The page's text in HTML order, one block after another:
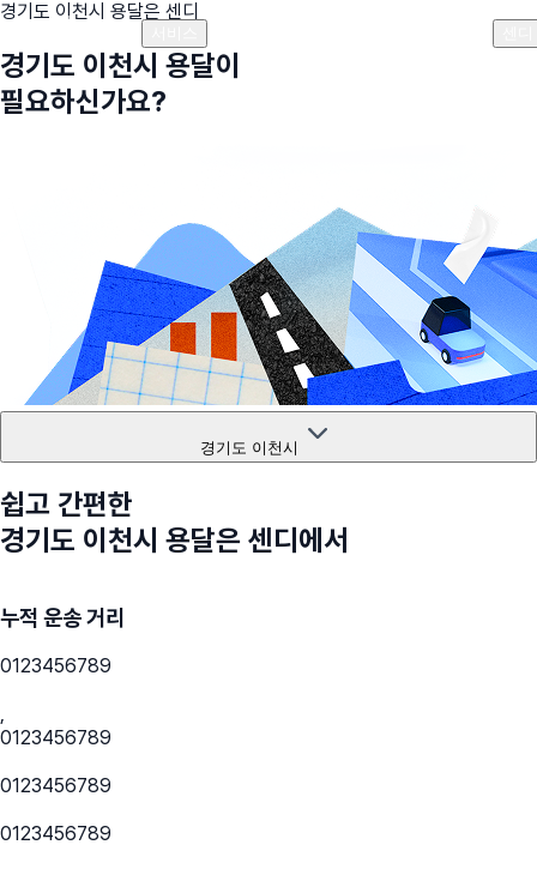
경기도 이천시 용달은 센디
경기도 이천시 용달이
필요하신가요?
경기도 이천시
쉽고 간편한
경기도 이천시 용달은 센디에서
누적 운송 거리
0123456789
,
0123456789
0123456789
0123456789